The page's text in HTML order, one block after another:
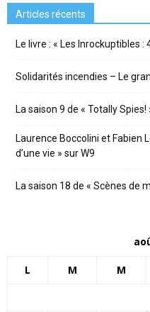
Articles récents
Le livre : « Les Inrockuptibles :
Solidarités incendies – Le
La saison 9 de « Totally Spies!
Laurence Boccolini et Fabien
d’une vie » sur W9
La saison 18 de « Scènes de
L M M